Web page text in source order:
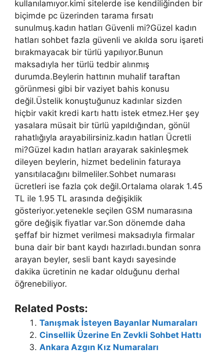
kullanılamıyor.kimi sitelerde ise kendiliğinden bir
biçimde pc üzerinden tarama fırsatı
sunulmuş.kadın hatları Güvenli mi?Güzel kadın
hatları sohbet fazla güvenli ve akılda soru işareti
bırakmayacak bir türlü yapılıyor.Bunun
maksadıyla her türlü tedbir alınmış
durumda.Beylerin hattının muhalif taraftan
görünmesi gibi bir vaziyet bahis konusu
değil.Üstelik konuştuğunuz kadınlar sizden
hiçbir vakit kredi kartı hattı istek etmez.Her şey
yasalara müsait bir türlü yapıldığından, gönül
rahatlığıyla arayabilirsiniz.kadın hatları Ücretli
mi?Güzel kadın hatları arayarak sakinleşmek
dileyen beylerin, hizmet bedelinin faturaya
yansıtılacağını bilmeliler.Sohbet numarası
ücretleri ise fazla çok değil.Ortalama olarak 1.45
TL ile 1.95 TL arasında değişiklik
gösteriyor.yetenekle seçilen GSM numarasına
göre değişik fiyatlar var.Son dönemde daha
şeffaf bir hizmet verilmesi maksadıyla firmalar
buna dair bir bant kaydı hazırladı.bundan sonra
arayan beyler, sesli bant kaydı sayesinde
dakika ücretinin ne kadar olduğunu derhal
öğrenebiliyor.
Related Posts:
Tanışmak İsteyen Bayanlar Numaraları
Cinsellik Üzerine En Zevkli Sohbet Hattı
Ankara Azgın Kız Numaraları